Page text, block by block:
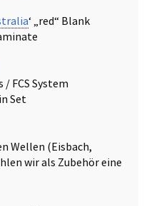
‘ „red“ Blank
/ FCS System
Set
Wellen (Eisbach,
wir als Zubehör eine